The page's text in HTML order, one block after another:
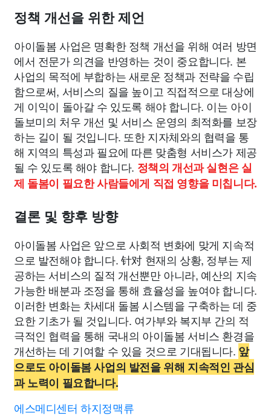
정책 개선을 위한 제언
아이돌봄 사업은 명확한 정책 개선을 위해 여러 방면
에서 전문가 의견을 반영하는 것이 중요합니다. 본
사업의 목적에 부합하는 새로운 정책과 전략을 수립
함으로써, 서비스의 질을 높이고 직접적으로 대상에
게 이익이 돌아갈 수 있도록 해야 합니다. 이는 아이
돌보미의 처우 개선 및 서비스 운영의 최적화를 보장
하는 길이 될 것입니다. 또한 지자체와의 협력을 통
해 지역의 특성과 필요에 따른 맞춤형 서비스가 제공
될 수 있도록 해야 합니다. 정책의 개선과 실현은 실
제 돌봄이 필요한 사람들에게 직접 영향을 미칩니다.
결론 및 향후 방향
아이돌봄 사업은 앞으로 사회적 변화에 맞게 지속적
으로 발전해야 합니다. 针对 현재의 상황, 정부는 제
공하는 서비스의 질적 개선뿐만 아니라, 예산의 지속
가능한 배분과 조정을 통해 효율성을 높여야 합니다.
이러한 변화는 차세대 돌봄 시스템을 구축하는 데 중
요한 기초가 될 것입니다. 여가부와 복지부 간의 적
극적인 협력을 통해 국내의 아이돌봄 서비스 환경을
개선하는 데 기여할 수 있을 것으로 기대됩니다. 앞
으로도 아이돌봄 사업의 발전을 위해 지속적인 관심
과 노력이 필요합니다.
에스메디센터 하지정맥류